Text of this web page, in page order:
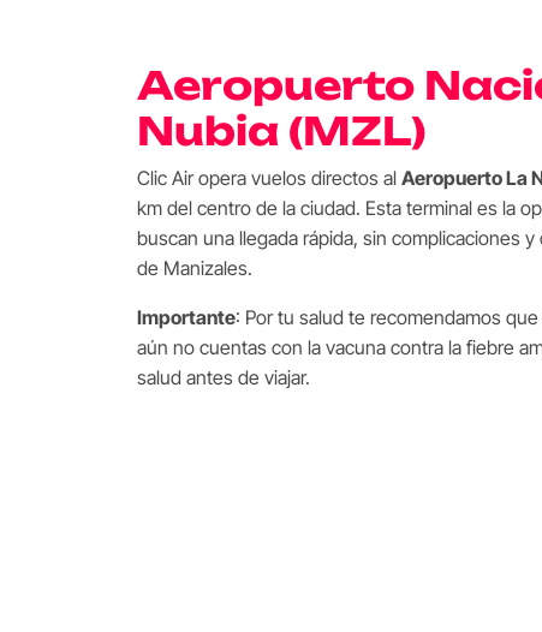
Aeropuerto
Nubia (MZL)
Clic Air opera vuelos directos al Aeropuerto La
km del centro de la ciudad. Esta terminal es la
buscan una llegada rápida, sin complicaciones
de Manizales.
Importante: Por tu salud te recomendamos
aún no cuentas con la vacuna contra la fiebre
salud antes de viajar.